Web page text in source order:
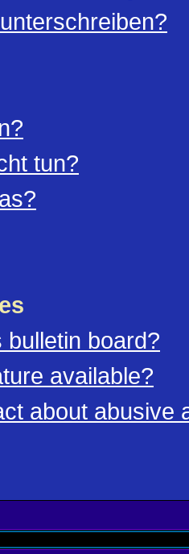
tun?
board?
available?
about abusive